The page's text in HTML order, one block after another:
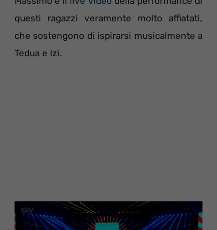
questi ragazzi veramente molto affiatati,
che sostengono di ispirarsi musicalmente a
Tedua e Izi.